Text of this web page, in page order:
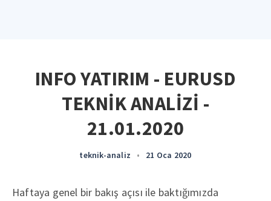
INFO YATIRIM - EURUSD
TEKNİK ANALİZİ -
21.01.2020
teknik-analiz • 21 Oca 2020
Haftaya genel bir bakış açısı ile baktığımızda